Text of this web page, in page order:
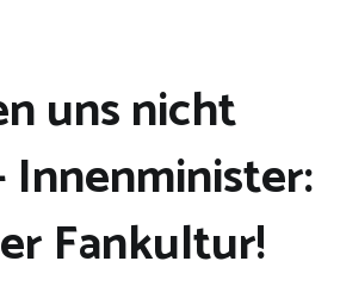
uns nicht
Innenminister:
Fankultur!